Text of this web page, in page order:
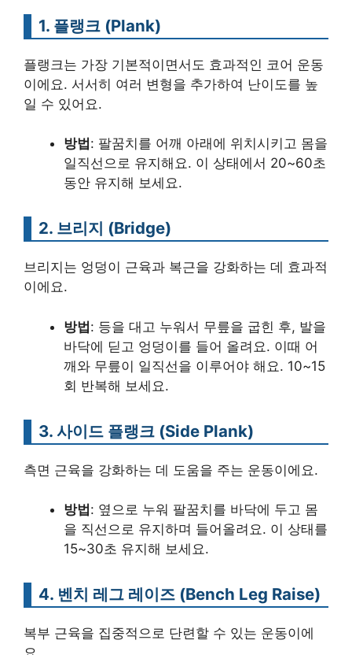
1. 플랭크 (Plank)
플랭크는 가장 기본적이면서도 효과적인 코어 운동
이에요. 서서히 여러 변형을 추가하여 난이도를 높
일 수 있어요.
방법 : 팔꿈치를 어깨 아래에 위치시키고 몸을
일직선으로 유지해요. 이 상태에서 20~60초
동안 유지해 보세요.
2. 브리지 (Bridge)
브리지는 엉덩이 근육과 복근을 강화하는 데 효과적
이에요.
방법: 등을 대고 누워서 무릎을 굽힌 후, 발을
바닥에 딛고 엉덩이를 들어 올려요. 이때 어
깨와 무릎이 일직선을 이루어야 해요. 10~15
회 반복해 보세요.
3. 사이드 플랭크 (Side Plank)
측면 근육을 강화하는 데 도움을 주는 운동이에요.
방법 : 옆으로 누워 팔꿈치를 바닥에 두고 몸
을 직선으로 유지하며 들어올려요. 이 상태를
15~30초 유지해 보세요.
4. 벤치 레그 레이즈 (Bench Leg Raise)
복부 근육을 집중적으로 단련할 수 있는 운동이에